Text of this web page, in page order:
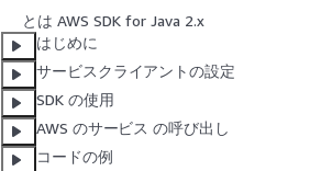
とは AWS SDK for Java 2.x
はじめに
サービスクライアントの設定
SDK の使用
AWS のサービス の呼び出し
コードの例